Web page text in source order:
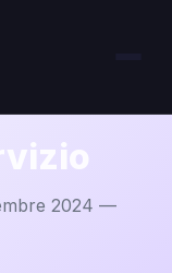
2024 —